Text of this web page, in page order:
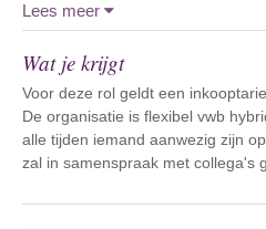
Lees meer
Wat je krijgt
Voor deze rol geldt een
De organisatie is flexibel vwb
alle tijden iemand aanwezig zijn
zal in samenspraak met collega's